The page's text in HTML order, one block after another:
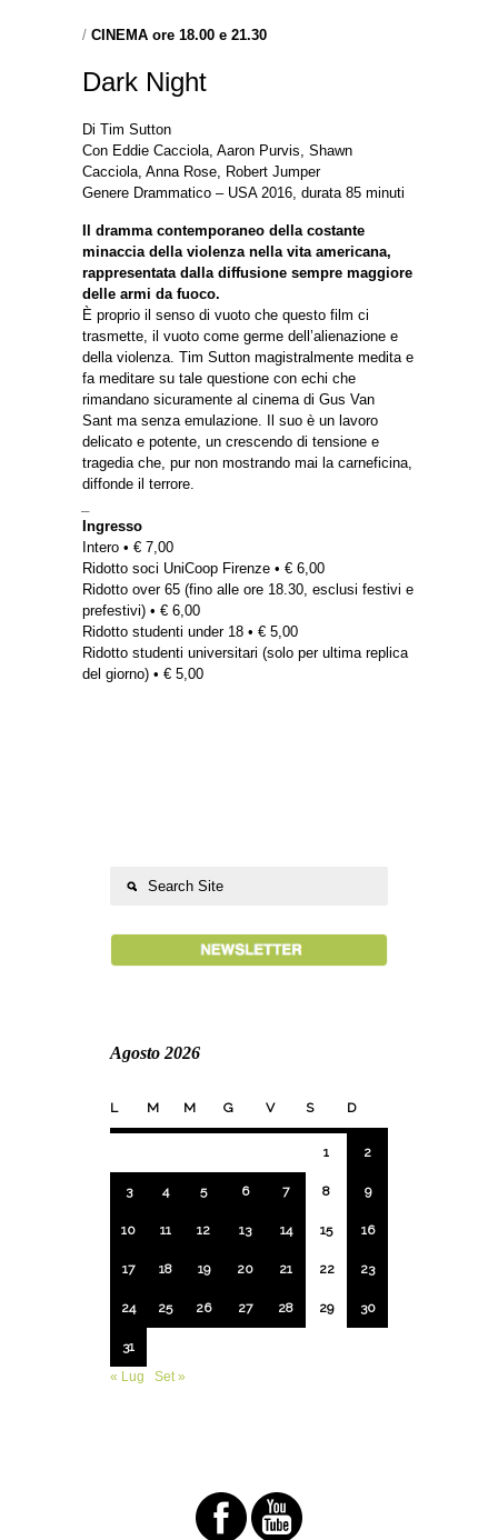
/ CINEMA ore 18.00 e 21.30
Dark Night
Di Tim Sutton
Con Eddie Cacciola, Aaron Purvis, Shawn
Cacciola, Anna Rose, Robert Jumper
Genere Drammatico – USA 2016, durata 85 minuti
Il dramma contemporaneo della costante
minaccia della violenza nella vita americana,
rappresentata dalla diffusione sempre maggiore
delle armi da fuoco.
È proprio il senso di vuoto che questo film ci
trasmette, il vuoto come germe dell’alienazione e
della violenza. Tim Sutton magistralmente medita e
fa meditare su tale questione con echi che
rimandano sicuramente al cinema di Gus Van
Sant ma senza emulazione. Il suo è un lavoro
delicato e potente, un crescendo di tensione e
tragedia che, pur non mostrando mai la carneficina,
diffonde il terrore.
Ingresso
Intero • € 7,00
Ridotto soci UniCoop Firenze • € 6,00
Ridotto over 65 (fino alle ore 18.30, esclusi festivi e
prefestivi) • € 6,00
Ridotto studenti under 18 • € 5,00
Ridotto studenti universitari (solo per ultima replica
del giorno) • € 5,00
Agosto 2026
L M M G V S D
1 2
3 4 5 6 7 8 9
10 11 12 13 14 15 16
17 18 19 20 21 22 23
24 25 26 27 28 29 30
31
« Lug
Set »